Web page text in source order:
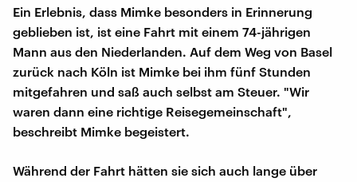
Ein Erlebnis, dass Mimke besonders in Erinnerung
geblieben ist, ist eine Fahrt mit einem 74-jährigen
Mann aus den Niederlanden. Auf dem Weg von Basel
zurück nach Köln ist Mimke bei ihm fünf Stunden
mitgefahren und saß auch selbst am Steuer. "Wir
waren dann eine richtige Reisegemeinschaft",
beschreibt Mimke begeistert.
Während der Fahrt hätten sie sich auch lange über